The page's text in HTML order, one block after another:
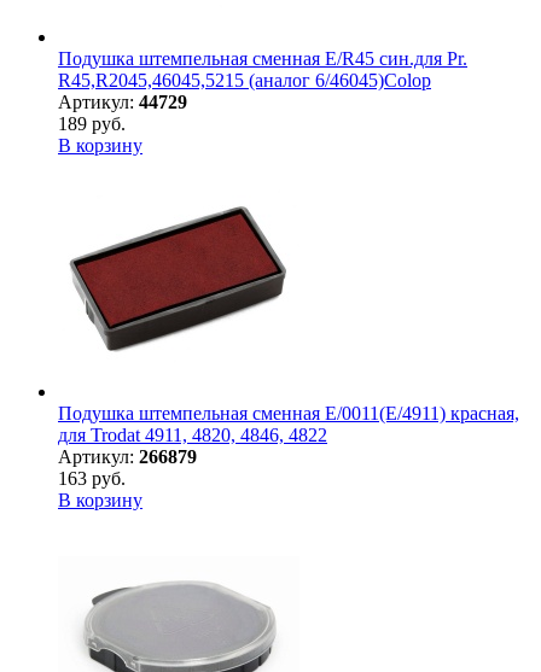
Подушка штемпельная сменная E/R45 син.для Pr.
R45,R2045,46045,5215 (аналог 6/46045)Colop
Артикул: 44729
189 руб.
В корзину
Подушка штемпельная сменная E/0011(E/4911) красная,
для Trodat 4911, 4820, 4846, 4822
Артикул: 266879
163 руб.
В корзину